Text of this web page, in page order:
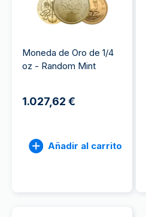
Moneda de Oro de 1/4
oz - Random Mint
1.027,62 €
Añadir al carrito